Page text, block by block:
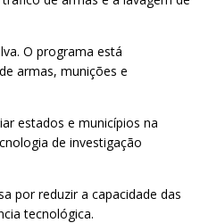
O programa está
armas, munições e
estados e municípios na
de investigação
por reduzir a capacidade das
tecnológica.